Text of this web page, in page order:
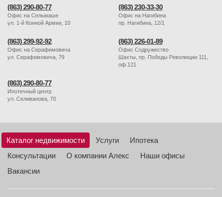
(863) 290-80-77
Офис на Сельмаше
ул. 1-й Конной Армии, 10
(863) 230-33-30
Офис на Нагибина
пр. Нагибина, 12/1
(863) 299-92-92
Офис на Серафимовича
ул. Серафимовича, 79
(863) 226-01-89
Офис Содружество
Шахты, пр. Победы Революции 111,
оф.121
(863) 290-80-77
Ипотечный центр
ул. Селиванова, 70
Каталог недвижимости Услуги
Ипотека
Консультации
О компании Алекс
Наши офисы
Вакансии